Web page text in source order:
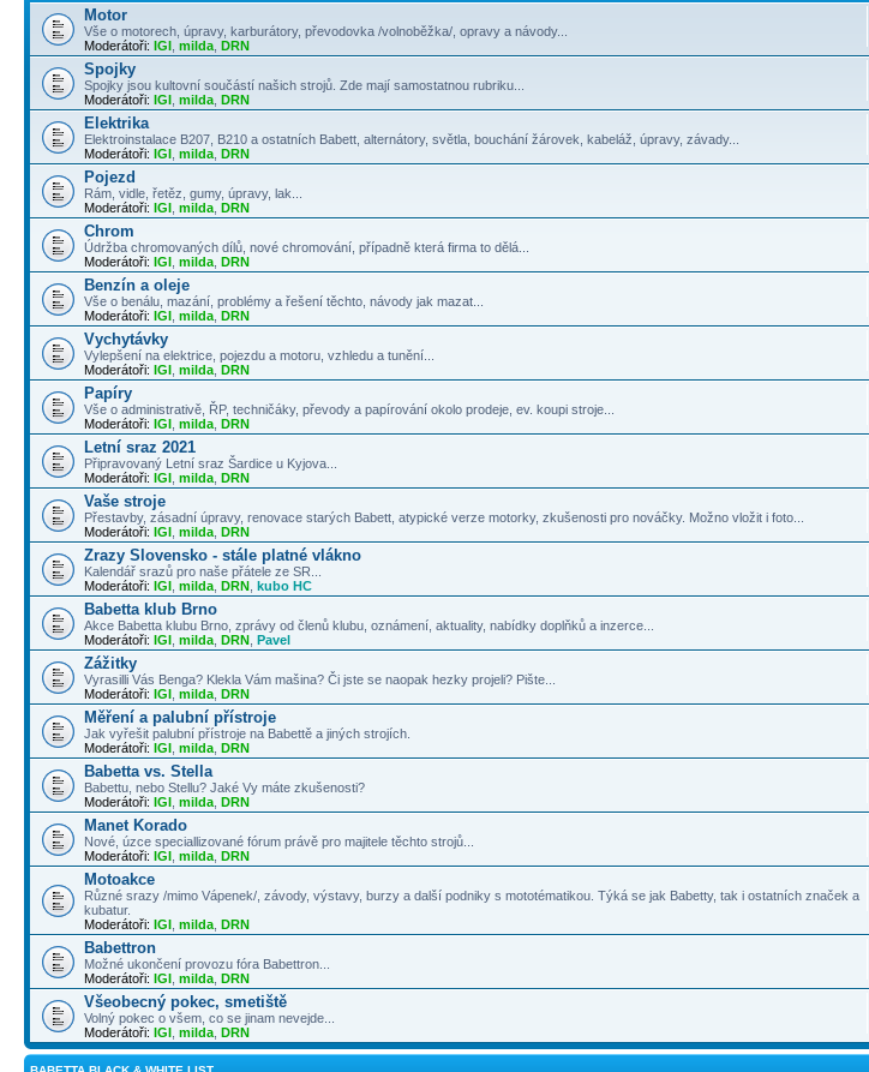
Motor
Vše o motorech, úpravy, karburátory, převodovka /volnoběžka/, opravy a návody...
Moderátoři: IGI milda DRN
Spojky
Spojky jsou kultovní součástí našich strojů. Zde mají samostatnou rubriku...
Moderátoři: IGI milda DRN
Elektrika
Elektroinstalace B207, B210 a ostatních Babett, alternátory, světla, bouchání žárovek, kabeláž, úpravy, závady...
Moderátoři: IGI milda DRN
Pojezd
Rám, vidle, řetěz, gumy, úpravy, lak...
Moderátoři: IGI milda DRN
Chrom
Údržba chromovaných dílů, nové chromování, případně která firma to dělá...
Moderátoři: IGI milda DRN
Benzín a oleje
Vše o benálu, mazání, problémy a řešení těchto, návody jak mazat...
Moderátoři: IGI milda DRN
Vychytávky
Vylepšení na elektrice, pojezdu a motoru, vzhledu a tunění...
Moderátoři: IGI milda DRN
Papíry
Vše o administrativě, ŘP, techničáky, převody a papírování okolo prodeje, ev. koupi stroje...
Moderátoři: IGI milda DRN
Letní sraz 2021
Připravovaný Letní sraz Šardice u Kyjova...
Moderátoři: IGI milda DRN
Vaše stroje
Přestavby, zásadní úpravy, renovace starých Babett, atypické verze motorky, zkušenosti pro nováčky. Možno vložit i foto...
Moderátoři: IGI milda DRN
Zrazy Slovensko - stále platné vlákno
Kalendář srazů pro naše přátele ze SR...
Moderátoři: IGI milda DRN kubo HC
Babetta klub Brno
Akce Babetta klubu Brno, zprávy od členů klubu, oznámení, aktuality, nabídky doplňků a inzerce...
Moderátoři: IGI milda DRN Pavel
Zážitky
Vyrasilli Vás Benga? Klekla Vám mašina? Či jste se naopak hezky projeli? Pište...
Moderátoři: IGI milda DRN
Měření a palubní přístroje
Jak vyřešit palubní přístroje na Babettě a jiných strojích.
Moderátoři: IGI milda DRN
Babetta vs. Stella
Babettu, nebo Stellu? Jaké Vy máte zkušenosti?
Moderátoři: IGI milda DRN
Manet Korado
Nové, úzce speciallizované fórum právě pro majitele těchto strojů...
Moderátoři: IGI milda DRN
Motoakce
Různé srazy /mimo Vápenek/, závody, výstavy, burzy a další podniky s mototématikou. Týká se jak Babetty, tak i ostatních značek a
kubatur.
Moderátoři: IGI milda DRN
Babettron
Možné ukončení provozu fóra Babettron...
Moderátoři: IGI milda DRN
Všeobecný pokec, smetiště
Volný pokec o všem, co se jinam nevejde...
Moderátoři: IGI milda DRN